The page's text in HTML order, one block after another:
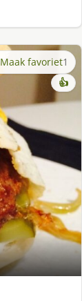
Maak favoriet1
👍